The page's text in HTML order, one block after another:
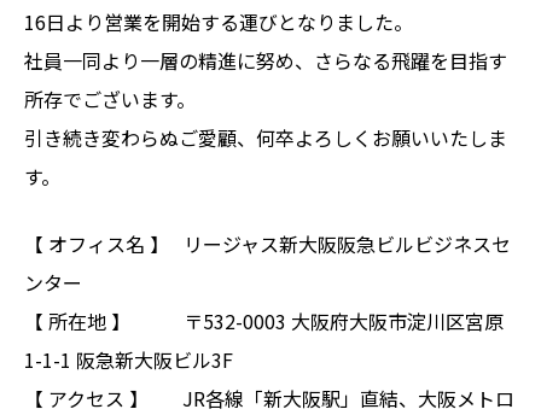
16日より営業を開始する運びとなりました。
社員一同より一層の精進に努め、さらなる飛躍を目指す
所存でございます。
引き続き変わらぬご愛顧、何卒よろしくお願いいたしま
す。
【 オフィス名 】 リージャス新大阪阪急ビルビジネスセ
ンター
【 所在地 】 〒532-0003 大阪府大阪市淀川区宮原
1-1-1 阪急新大阪ビル3F
【 アクセス 】 JR各線「新大阪駅」直結、大阪メトロ